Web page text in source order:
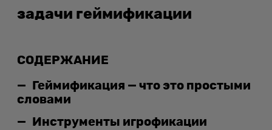
задачи геймификации
СОДЕРЖАНИЕ
Геймификация — что это простыми
словами
Инструменты игрофикации